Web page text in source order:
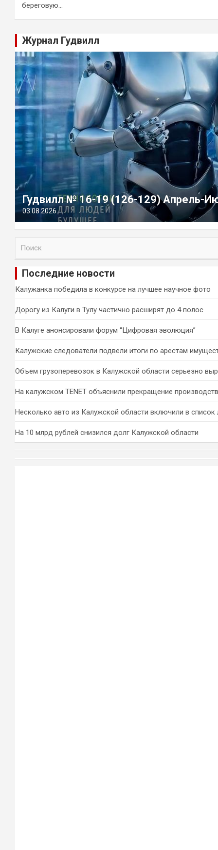
береговую…
Журнал Гудвилл
Гудвилл № 16-19 (126-129) Апрель-
03.08.2026
и
Последние новости
Калужанка победила в конкурсе на лучшее научное фото
Дорогу из Калуги в Тулу частично расширят до 4 полос
В Калуге анонсировали форум “Цифровая эволюция”
Калужские следователи подвели итоги по арестам
Объем грузоперевозок в Калужской области серьезно
На калужском TENET объяснили прекращение
Несколько авто из Калужской области включили в список
На 10 млрд рублей снизился долг Калужской области